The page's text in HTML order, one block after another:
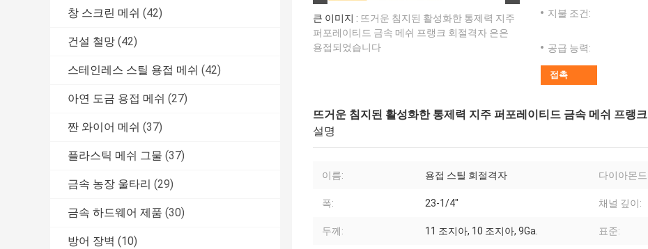
창 스크린 메쉬 (42)
건설 철망 (42)
스테인레스 스틸 용접 메쉬 (42)
아연 도금 용접 메쉬 (27)
짠 와이어 메쉬 (37)
플라스틱 메쉬 그물 (37)
금속 농장 울타리 (29)
금속 하드웨어 제품 (30)
방어 장벽 (10)
큰 이미지 : 뜨거운 침지된 활성화한 통제력 지주
퍼포레이티드 금속 메쉬 프랭크 회절격자 은은
용접되었습니다
지불 조건:
공급 능력:
접촉
뜨거운 침지된 활성화한 통제력 지주 퍼포레이티드 금속 메쉬 프랭
설명
이름: 용접 스틸 회절격자 다이아몬
폭: 23-1/4" 채널 깊이:
두께: 11 조지아, 10 조지아, 9Ga. 표준: